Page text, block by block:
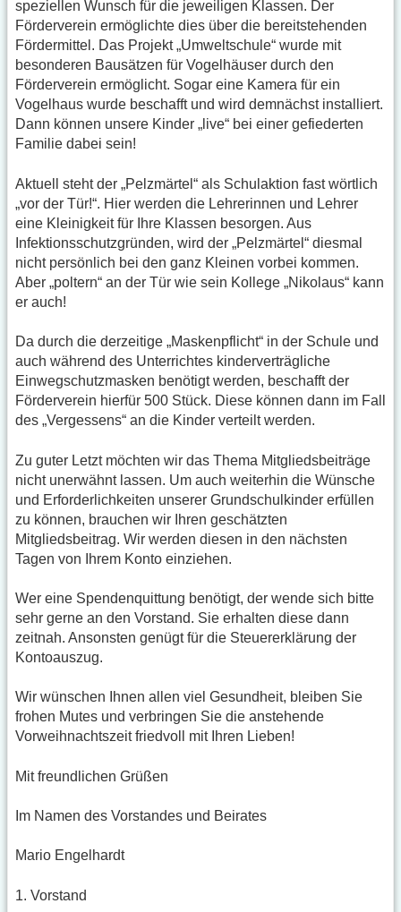
speziellen Wunsch für die jeweiligen Klassen. Der
Förderverein ermöglichte dies über die bereitstehenden
Fördermittel. Das Projekt „Umweltschule“ wurde mit
besonderen Bausätzen für Vogelhäuser durch den
Förderverein ermöglicht. Sogar eine Kamera für ein
Vogelhaus wurde beschafft und wird demnächst installiert.
Dann können unsere Kinder „live“ bei einer gefiederten
Familie dabei sein!
Aktuell steht der „Pelzmärtel“ als Schulaktion fast wörtlich
„vor der Tür!“. Hier werden die Lehrerinnen und Lehrer
eine Kleinigkeit für Ihre Klassen besorgen. Aus
Infektionsschutzgründen, wird der „Pelzmärtel“ diesmal
nicht persönlich bei den ganz Kleinen vorbei kommen.
Aber „poltern“ an der Tür wie sein Kollege „Nikolaus“ kann
er auch!
Da durch die derzeitige „Maskenpflicht“ in der Schule und
auch während des Unterrichtes kinderverträgliche
Einwegschutzmasken benötigt werden, beschafft der
Förderverein hierfür 500 Stück. Diese können dann im Fall
des „Vergessens“ an die Kinder verteilt werden.
Zu guter Letzt möchten wir das Thema Mitgliedsbeiträge
nicht unerwähnt lassen. Um auch weiterhin die Wünsche
und Erforderlichkeiten unserer Grundschulkinder erfüllen
zu können, brauchen wir Ihren geschätzten
Mitgliedsbeitrag. Wir werden diesen in den nächsten
Tagen von Ihrem Konto einziehen.
Wer eine Spendenquittung benötigt, der wende sich bitte
sehr gerne an den Vorstand. Sie erhalten diese dann
zeitnah. Ansonsten genügt für die Steuererklärung der
Kontoauszug.
Wir wünschen Ihnen allen viel Gesundheit, bleiben Sie
frohen Mutes und verbringen Sie die anstehende
Vorweihnachtszeit friedvoll mit Ihren Lieben!
Mit freundlichen Grüßen
Im Namen des Vorstandes und Beirates
Mario Engelhardt
1. Vorstand